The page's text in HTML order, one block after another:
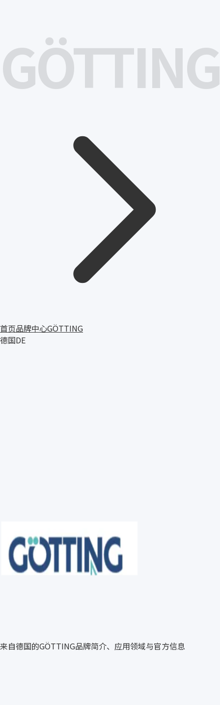
GÖTTING
首页品牌中心GÖTTING
德国DE
来自德国的GÖTTING品牌简介、应用领域与官方信息